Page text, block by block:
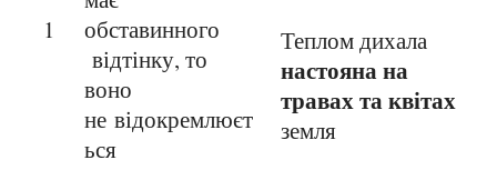
1
обставинного
відтінку, то
воно
не відокремлюєт
ься
Теплом дихала
настояна на
травах та квітах
земля